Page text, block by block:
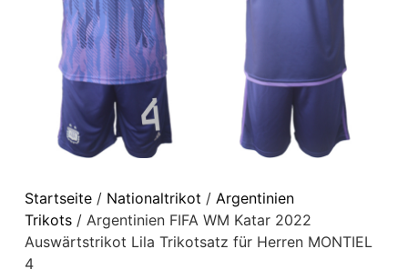
Startseite/ Nationaltrikot / Argentinien
Trikots/ Argentinien FIFA WM Katar 2022
Auswärtstrikot Lila Trikotsatz für Herren MONTIEL
4